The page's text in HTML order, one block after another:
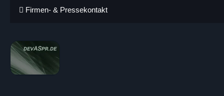
Firmen- & Pressekontakt